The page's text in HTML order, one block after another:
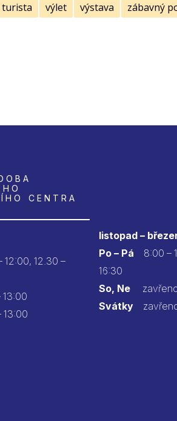
turista výlet výstava zábavný
CENTRA
12:00, 12.30 –
listopad –
Po – Pá 8:00 –
16:30
So, Ne
Svátky